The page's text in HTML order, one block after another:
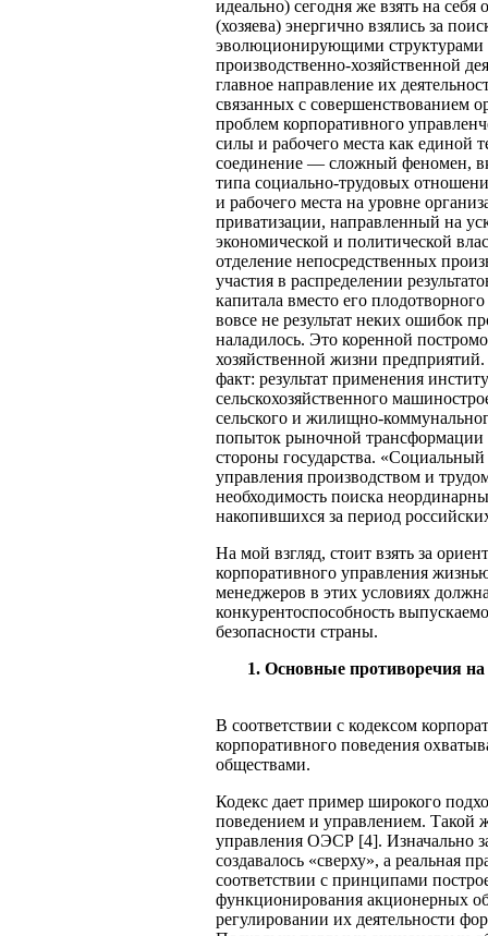
идеально) сегодня же взять на себя
(хозяева) энергично взялись за
эволюционирующими структурами
производственно-хозяйственной
главное направление их
связанных с совершенствованием
проблем корпоративного
силы и рабочего места как единой
соединение — сложный феномен,
типа социально-трудовых
и рабочего места на уровне
приватизации, направленный на
экономической и политической
отделение непосредственных
участия в распределении
капитала вместо его
вовсе не результат неких ошибок
наладилось. Это коренной
хозяйственной жизни
факт: результат применения
сельскохозяйственного
сельского и жилищно-
попыток рыночной трансформации
стороны государства.
управления производством и
необходимость поиска
накопившихся за период
На мой взгляд, стоит взять за
корпоративного управления
менеджеров в этих условиях
конкурентоспособность
безопасности страны.
1. Основные противоречия
В соответствии с кодексом
корпоративного поведения
обществами.
Кодекс дает пример широкого
поведением и управлением. Такой
управления ОЭСР [4]. Изначально
создавалось «сверху», а реальная
соответствии с принципами
функционирования акционерных
регулировании их деятельности